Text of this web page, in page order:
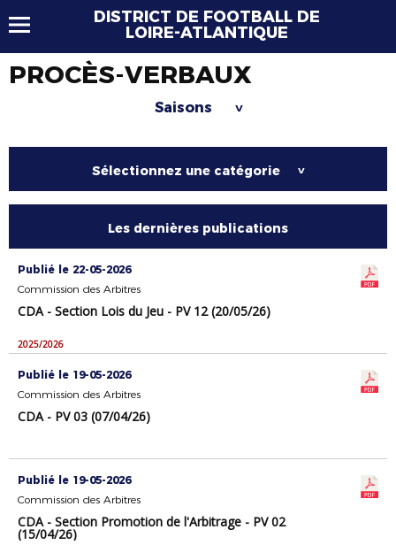
DISTRICT DE FOOTBALL DE
LOIRE-ATLANTIQUE
PROCÈS-VERBAUX
Saisons >
Sélectionnez une catégorie >
Les dernières publications
Publié le 22-05-2026
Commission des Arbitres
CDA - Section Lois du Jeu - PV 12 (20/05/26)
2025/2026
Publié le 19-05-2026
Commission des Arbitres
CDA - PV 03 (07/04/26)
Publié le 19-05-2026
Commission des Arbitres
CDA - Section Promotion de l'Arbitrage - PV 02
(15/04/26)